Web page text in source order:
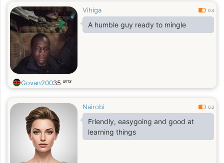
Vihiga 0.4
A humble guy ready to mingle
Govan20035 ans
Nairobi 0.3
Friendly, easygoing and good at
learning things